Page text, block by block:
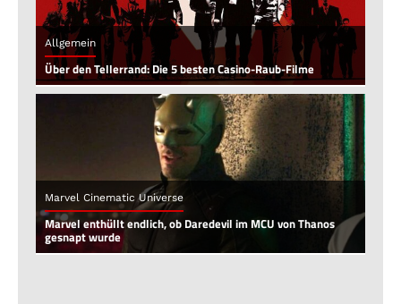
Allgemein
Über den Tellerrand: Die 5 besten Casino-Raub-Filme
Marvel Cinematic Universe
Marvel enthüllt endlich, ob Daredevil im MCU von Thanos
gesnapt wurde